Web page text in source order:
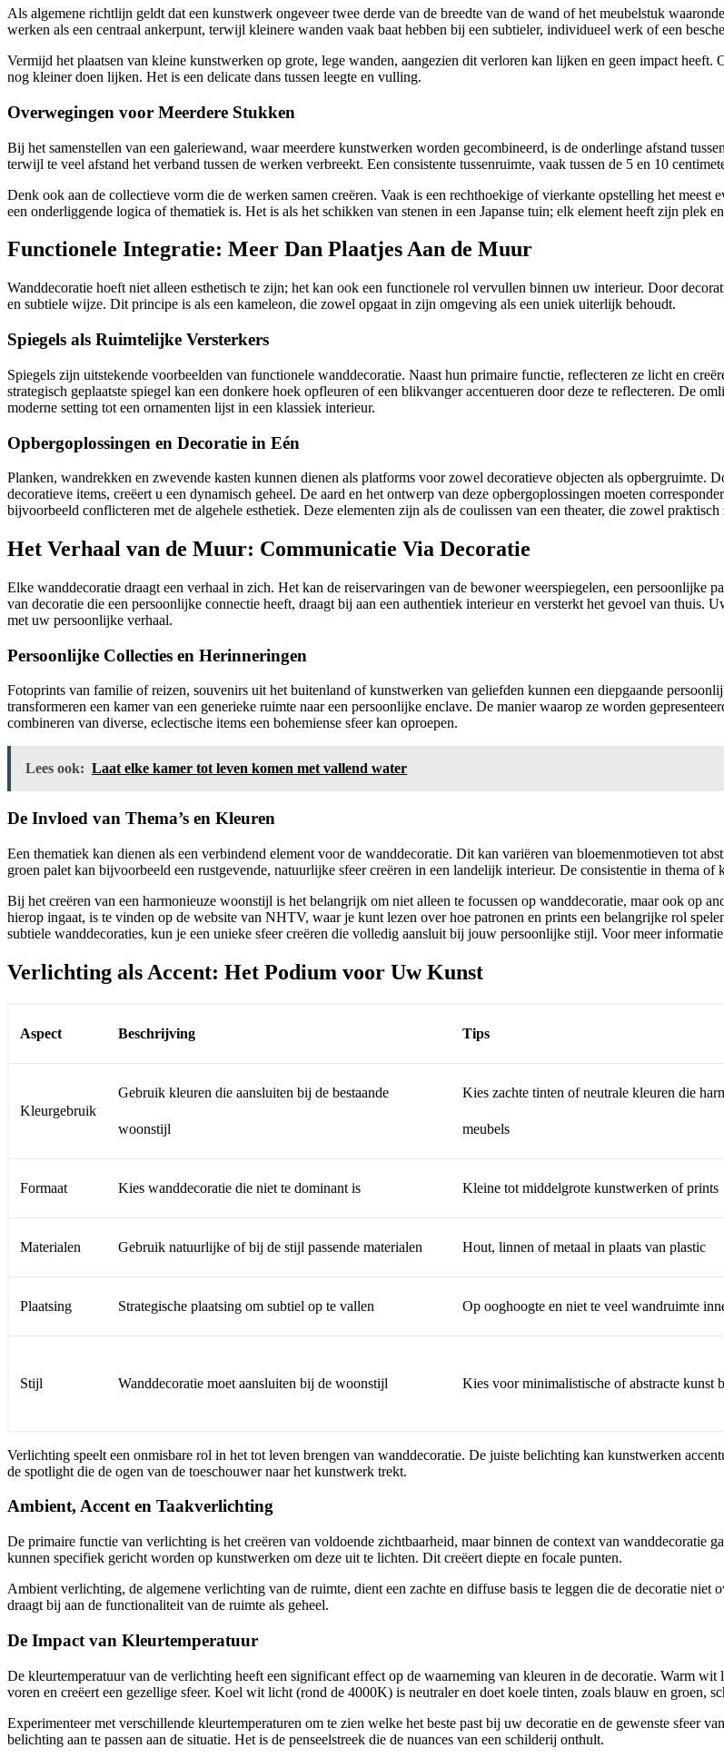
Als algemene richtlijn geldt dat een kunstwerk ongeveer twee derde van de breedte van de wand of het meubelstuk
werken als een centraal ankerpunt, terwijl kleinere wanden vaak baat hebben bij een subtieler, individueel werk of een
Vermijd het plaatsen van kleine kunstwerken op grote, lege wanden, aangezien dit verloren kan lijken en geen impact
nog kleiner doen lijken. Het is een delicate dans tussen leegte en vulling.
Overwegingen voor Meerdere Stukken
Bij het samenstellen van een galeriewand, waar meerdere kunstwerken worden gecombineerd, is de onderlinge afstand
terwijl te veel afstand het verband tussen de werken verbreekt. Een consistente tussenruimte, vaak tussen de 5 en 10
Denk ook aan de collectieve vorm die de werken samen creëren. Vaak is een rechthoekige of vierkante opstelling het
een onderliggende logica of thematiek is. Het is als het schikken van stenen in een Japanse tuin; elk element heeft zijn plek
Functionele Integratie: Meer Dan Plaatjes Aan de Muur
Wanddecoratie hoeft niet alleen esthetisch te zijn; het kan ook een functionele rol vervullen binnen uw interieur. Door
en subtiele wijze. Dit principe is als een kameleon, die zowel opgaat in zijn omgeving als een uniek uiterlijk behoudt.
Spiegels als Ruimtelijke Versterkers
Spiegels zijn uitstekende voorbeelden van functionele wanddecoratie. Naast hun primaire functie, reflecteren ze licht en
strategisch geplaatste spiegel kan een donkere hoek opfleuren of een blikvanger accentueren door deze te reflecteren. De
moderne setting tot een ornamenten lijst in een klassiek interieur.
Opbergoplossingen en Decoratie in Eén
Planken, wandrekken en zwevende kasten kunnen dienen als platforms voor zowel decoratieve objecten als opbergruimte.
decoratieve items, creëert u een dynamisch geheel. De aard en het ontwerp van deze opbergoplossingen moeten
bijvoorbeeld conflicteren met de algehele esthetiek. Deze elementen zijn als de coulissen van een theater, die zowel praktisch
Het Verhaal van de Muur: Communicatie Via Decoratie
Elke wanddecoratie draagt een verhaal in zich. Het kan de reiservaringen van de bewoner weerspiegelen, een persoonlijke
van decoratie die een persoonlijke connectie heeft, draagt bij aan een authentiek interieur en versterkt het gevoel van thuis.
met uw persoonlijke verhaal.
Persoonlijke Collecties en Herinneringen
Fotoprints van familie of reizen, souvenirs uit het buitenland of kunstwerken van geliefden kunnen een diepgaande
transformeren een kamer van een generieke ruimte naar een persoonlijke enclave. De manier waarop ze worden
combineren van diverse, eclectische items een bohemiense sfeer kan oproepen.
Lees ook: Laat elke kamer tot leven komen met vallend water
De Invloed van Thema’s en Kleuren
Een thematiek kan dienen als een verbindend element voor de wanddecoratie. Dit kan variëren van bloemenmotieven tot
groen palet kan bijvoorbeeld een rustgevende, natuurlijke sfeer creëren in een landelijk interieur. De consistentie in thema
Bij het creëren van een harmonieuze woonstijl is het belangrijk om niet alleen te focussen op wanddecoratie, maar ook op
hierop ingaat, is te vinden op de website van NHTV, waar je kunt lezen over hoe patronen en prints een belangrijke rol
subtiele wanddecoraties, kun je een unieke sfeer creëren die volledig aansluit bij jouw persoonlijke stijl. Voor meer
Verlichting als Accent: Het Podium voor Uw Kunst
Aspect Beschrijving Tips
Kleurgebruik
Gebruik kleuren die aansluiten bij de bestaande
woonstijl
Kies zachte tinten of neutrale kleuren die
meubels
Formaat Kies wanddecoratie die niet te dominant is Kleine tot middelgrote kunstwerken of prints
Materialen Gebruik natuurlijke of bij de stijl passende materialen Hout, linnen of metaal in plaats van plastic
Plaatsing Strategische plaatsing om subtiel op te vallen Op ooghoogte en niet te veel wandruimte
Stijl Wanddecoratie moet aansluiten bij de woonstijl Kies voor minimalistische of abstracte kunst
Verlichting speelt een onmisbare rol in het tot leven brengen van wanddecoratie. De juiste belichting kan kunstwerken
de spotlight die de ogen van de toeschouwer naar het kunstwerk trekt.
Ambient, Accent en Taakverlichting
De primaire functie van verlichting is het creëren van voldoende zichtbaarheid, maar binnen de context van
kunnen specifiek gericht worden op kunstwerken om deze uit te lichten. Dit creëert diepte en focale punten.
Ambient verlichting, de algemene verlichting van de ruimte, dient een zachte en diffuse basis te leggen die de decoratie
draagt bij aan de functionaliteit van de ruimte als geheel.
De Impact van Kleurtemperatuur
De kleurtemperatuur van de verlichting heeft een significant effect op de waarneming van kleuren in de decoratie. Warm
voren en creëert een gezellige sfeer. Koel wit licht (rond de 4000K) is neutraler en doet koele tinten, zoals blauw en groen,
Experimenteer met verschillende kleurtemperaturen om te zien welke het beste past bij uw decoratie en de gewenste sfeer
belichting aan te passen aan de situatie. Het is de penseelstreek die de nuances van een schilderij onthult.